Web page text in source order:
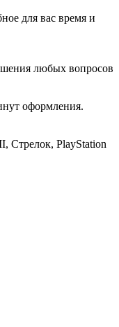
для вас время и
любых вопросов
оформления.
Стрелок, PlayStation